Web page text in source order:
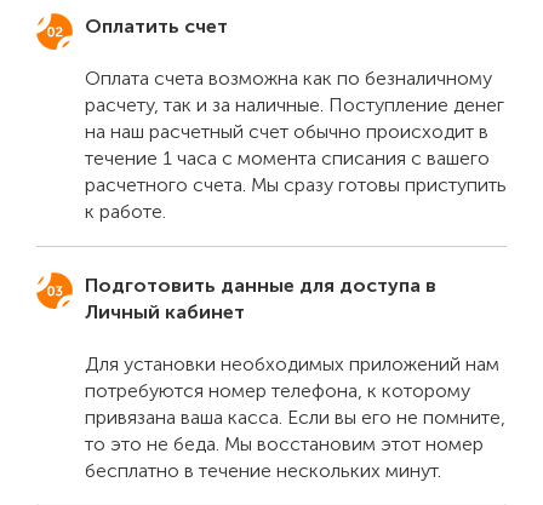
Оплатить счет
Оплата счета возможна как по безналичному
расчету, так и за наличные. Поступление денег
на наш расчетный счет обычно происходит в
течение 1 часа с момента списания с вашего
расчетного счета. Мы сразу готовы приступить
к работе.
Подготовить данные для доступа в
Личный кабинет
Для установки необходимых приложений нам
потребуются номер телефона, к которому
привязана ваша касса. Если вы его не помните,
то это не беда. Мы восстановим этот номер
бесплатно в течение нескольких минут.